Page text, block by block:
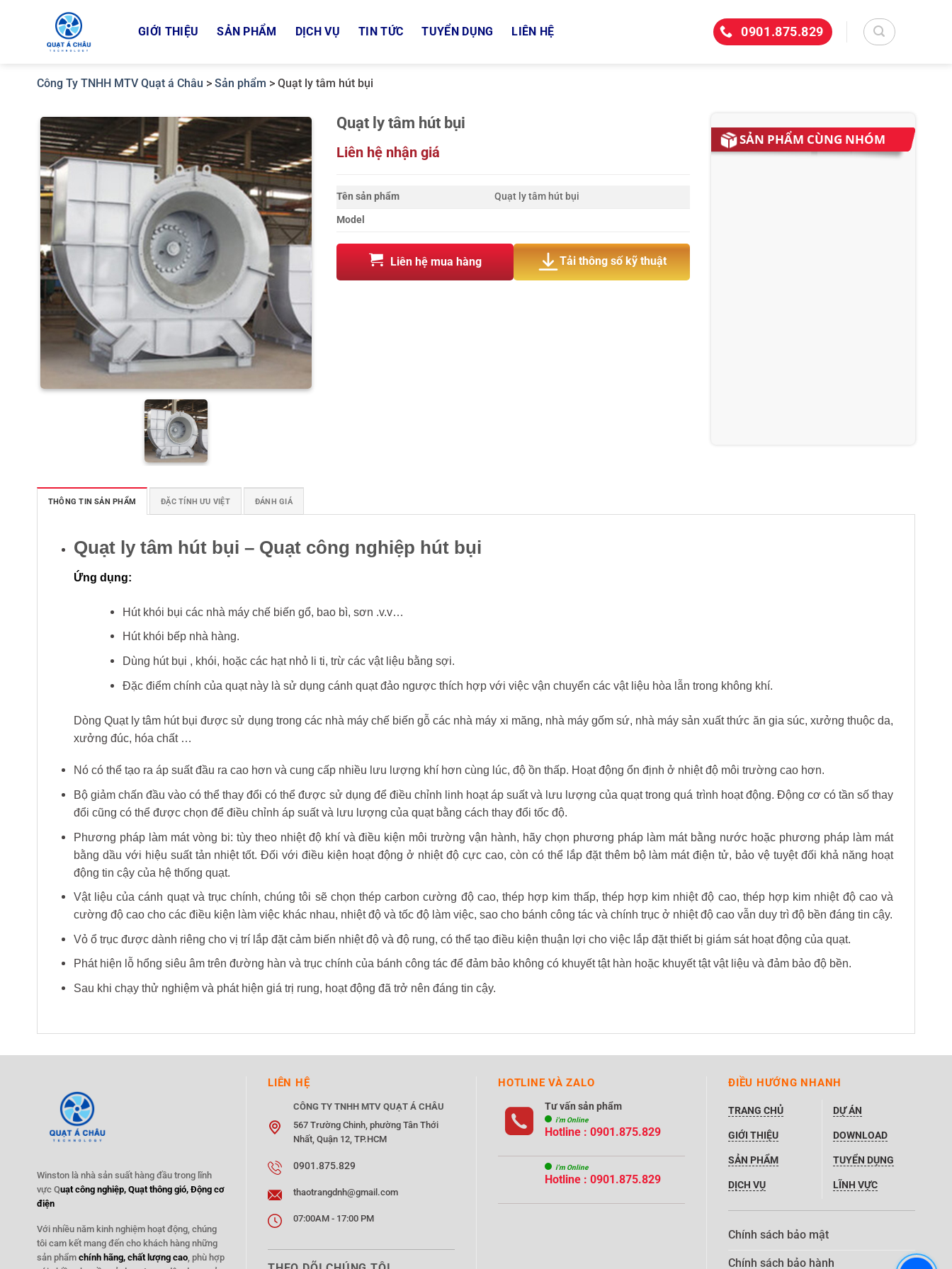
GIỚI THIỆU SẢN PHẨM DỊCH VỤ TIN TỨC TUYỂN DỤNG LIÊN HỆ 0901.875.829
Công Ty TNHH MTV Quạt á Châu > Sản phẩm > Quạt ly tâm hút bụi
Quạt ly tâm hút bụi
Liên hệ nhận giá
Tên sản phẩm
Quạt ly tâm hút bụi
Model
Liên hệ mua hàng Tải thông số kỹ thuật
SẢN PHẨM CÙNG NHÓM
THÔNG TIN SẢN PHẨM ĐẶC TÍNH ƯU VIỆT ĐÁNH GIÁ
Quạt ly tâm hút bụi – Quạt công nghiệp hút bụi
Ứng dụng:
Hút khói bụi các nhà máy chế biến gổ, bao bì, sơn .v.v…
Hút khói bếp nhà hàng.
Dùng hút bụi , khói, hoặc các hạt nhỏ li ti, trừ các vật liệu bằng sợi.
Đặc điểm chính của quạt này là sử dụng cánh quạt đảo ngược thích hợp với việc vận chuyển các vật liệu hòa lẫn trong không khí.
Dòng Quạt ly tâm hút bụi được sử dụng trong các nhà máy chế biến gỗ các nhà máy xi măng, nhà máy gốm sứ, nhà máy sản xuất thức ăn gia súc, xưởng thuộc da,
xưởng đúc, hóa chất …
Nó có thể tạo ra áp suất đầu ra cao hơn và cung cấp nhiều lưu lượng khí hơn cùng lúc, độ ồn thấp. Hoạt động ổn định ở nhiệt độ môi trường cao hơn.
Bộ giảm chấn đầu vào có thể thay đổi có thể được sử dụng để điều chỉnh linh hoạt áp suất và lưu lượng của quạt trong quá trình hoạt động. Động cơ có tần số thay
đổi cũng có thể được chọn để điều chỉnh áp suất và lưu lượng của quạt bằng cách thay đổi tốc độ.
Phương pháp làm mát vòng bi: tùy theo nhiệt độ khí và điều kiện môi trường vận hành, hãy chọn phương pháp làm mát bằng nước hoặc phương pháp làm mát
bằng dầu với hiệu suất tản nhiệt tốt. Đối với điều kiện hoạt động ở nhiệt độ cực cao, còn có thể lắp đặt thêm bộ làm mát điện tử, bảo vệ tuyệt đối khả năng hoạt
động tin cậy của hệ thống quạt.
Vật liệu của cánh quạt và trục chính, chúng tôi sẽ chọn thép carbon cường độ cao, thép hợp kim thấp, thép hợp kim nhiệt độ cao, thép hợp kim nhiệt độ cao và
cường độ cao cho các điều kiện làm việc khác nhau, nhiệt độ và tốc độ làm việc, sao cho bánh công tác và chính trục ở nhiệt độ cao vẫn duy trì độ bền đáng tin cậy.
Vỏ ổ trục được dành riêng cho vị trí lắp đặt cảm biến nhiệt độ và độ rung, có thể tạo điều kiện thuận lợi cho việc lắp đặt thiết bị giám sát hoạt động của quạt.
Phát hiện lỗ hổng siêu âm trên đường hàn và trục chính của bánh công tác để đảm bảo không có khuyết tật hàn hoặc khuyết tật vật liệu và đảm bảo độ bền.
Sau khi chạy thử nghiệm và phát hiện giá trị rung, hoạt động đã trở nên đáng tin cậy.
Winston là nhà sản suất hàng đầu trong lĩnh
vực Quạt công nghiệp, Quạt thông gió, Động cơ
điện
Với nhiều năm kinh nghiệm hoạt động, chúng
tôi cam kết mang đến cho khách hàng những
sản phẩm chính hãng, chất lượng cao, phù hợp
LIÊN HỆ
CÔNG TY TNHH MTV QUẠT Á CHÂU
567 Trường Chinh, phường Tân Thới
Nhất, Quận 12, TP.HCM
0901.875.829
thaotrangdnh@gmail.com
07:00AM - 17:00 PM
HOTLINE VÀ ZALO
Tư vấn sản phẩm
i'm Online
Hotline : 0901.875.829
i'm Online
Hotline : 0901.875.829
ĐIỀU HƯỚNG NHANH
TRANG CHỦ
GIỚI THIỆU
SẢN PHẨM
DỊCH VỤ
DỰ ÁN
DOWNLOAD
TUYỂN DỤNG
LĨNH VỰC
Chính sách bảo mật
Chính sách bảo hành